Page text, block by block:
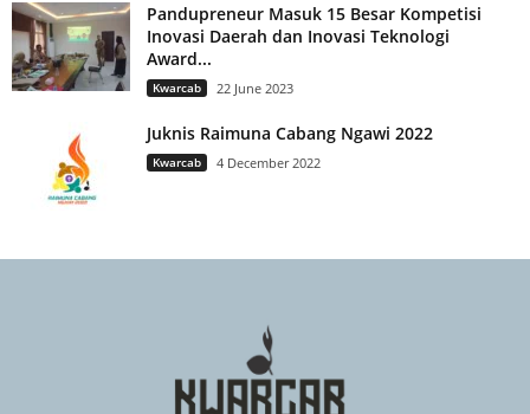
Pandupreneur Masuk 15 Besar Kompetisi
Inovasi Daerah dan Inovasi Teknologi
Award...
Kwarcab 22 June 2023
Juknis Raimuna Cabang Ngawi 2022
Kwarcab 4 December 2022